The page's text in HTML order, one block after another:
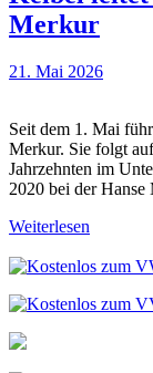
Merkur
21. Mai 2026
Seit dem 1. Mai
Merkur. Sie folgt
Jahrzehnten im
2020 bei der Hanse
Weiterlesen